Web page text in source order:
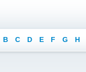
B C D E F G H